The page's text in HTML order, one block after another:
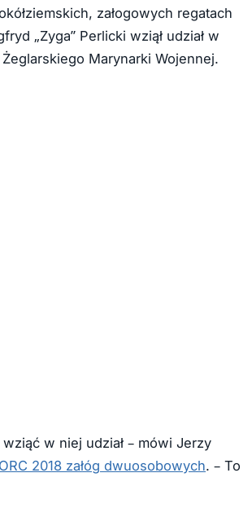
załogowych regatach
„Zyga” Perlicki wziął udział w
Marynarki Wojennej.
w niej udział – mówi Jerzy
2018 załóg dwuosobowych. – To